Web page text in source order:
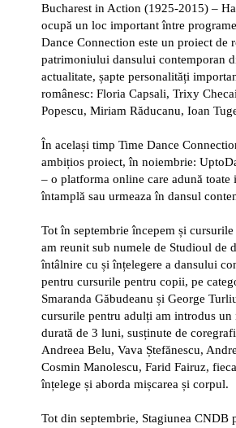
Bucharest in Action (1925-2015) –
ocupă un loc important între
Dance Connection este un proiect de
patrimoniului dansului contemporan
actualitate, șapte personalități
românesc: Floria Capsali, Trixy
Popescu, Miriam Răducanu, Ioan
În același timp Time Dance
ambițios proiect, în noiembrie:
– o platforma online care adună toate
întamplă sau urmeaza în dansul
Tot în septembrie începem și
am reunit sub numele de Studioul de
întâlnire cu și înțelegere a dansului
pentru cursurile pentru copii, pe
Smaranda Găbudeanu și George
cursurile pentru adulți am introdus un
durată de 3 luni, susținute de
Andreea Belu, Vava Ștefănescu,
Cosmin Manolescu, Farid Fairuz,
înțelege și aborda mișcarea și corpul.
Tot din septembrie, Stagiunea CNDB